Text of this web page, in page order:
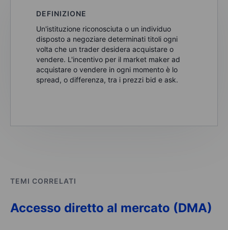
DEFINIZIONE
Un'istituzione riconosciuta o un individuo
disposto a negoziare determinati titoli ogni
volta che un trader desidera acquistare o
vendere. L'incentivo per il market maker ad
acquistare o vendere in ogni momento è lo
spread, o differenza, tra i prezzi bid e ask.
TEMI CORRELATI
Accesso diretto al mercato (DMA)